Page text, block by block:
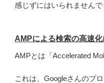
感じずにはいられませんで
AMPによる検索の高速化
AMPとは「Accelerated
これは、Googleさんのプ